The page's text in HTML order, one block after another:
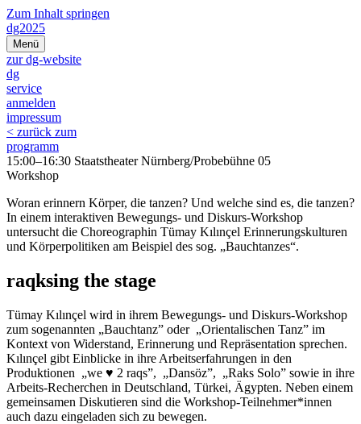
Zum Inhalt springen
dg2025
Menü
zur dg-website
dg
service
anmelden
impressum
< zurück zum
programm
15:00–16:30 Staatstheater Nürnberg/Probebühne 05
Workshop
Woran erinnern Körper, die tanzen? Und welche sind es, die tanzen?
In einem interaktiven Bewegungs- und Diskurs-Workshop
untersucht die Choreographin Tümay Kılınçel Erinnerungskulturen
und Körperpolitiken am Beispiel des sog. „Bauchtanzes“.
raqksing the stage
Tümay Kılınçel wird in ihrem Bewegungs- und Diskurs-Workshop
zum sogenannten „Bauchtanz” oder „Orientalischen Tanz” im
Kontext von Widerstand, Erinnerung und Repräsentation sprechen.
Kılınçel gibt Einblicke in ihre Arbeitserfahrungen in den
Produktionen „we ♥ 2 raqs”, „Dansöz”, „Raks Solo” sowie in ihre
Arbeits-Recherchen in Deutschland, Türkei, Ägypten. Neben einem
gemeinsamen Diskutieren sind die Workshop-Teilnehmer*innen
auch dazu eingeladen sich zu bewegen.